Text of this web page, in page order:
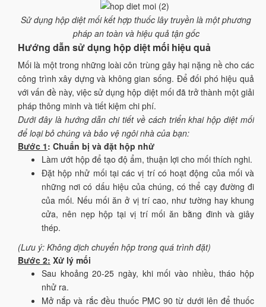
Sử dụng hộp diệt mối kết hợp thuốc lây truyền là một phương
pháp an toàn và hiệu quả tận gốc
Hướng dẫn sử dụng hộp diệt mối hiệu quả
Mối là một trong những loài côn trùng gây hại nặng nề cho các
công trình xây dựng và không gian sống. Để đối phó hiệu quả
với vấn đề này, việc sử dụng hộp diệt mối đã trở thành một giải
pháp thông minh và tiết kiệm chi phí.
Dưới đây là hướng dẫn chi tiết về cách triển khai hộp diệt mối
để loại bỏ chúng và bảo vệ ngôi nhà của bạn:
Bước 1: Chuẩn bị và đặt hộp nhử
Làm ướt hộp để tạo độ ẩm, thuận lợi cho mối thích nghi.
Đặt hộp nhử mối tại các vị trí có hoạt động của mối và
những nơi có dấu hiệu của chúng, có thể cạy đường đi
của mối. Nếu mối ăn ở vị trí cao, như tường hay khung
cửa, nên nẹp hộp tại vị trí mối ăn bằng đinh và giây
thép.
(Lưu ý: Không dịch chuyển hộp trong quá trình đặt)
Bước 2: Xử lý mối
Sau khoảng 20-25 ngày, khi mối vào nhiều, tháo hộp
nhử ra.
Mở nắp và rắc đều thuốc PMC 90 từ dưới lên để thuốc